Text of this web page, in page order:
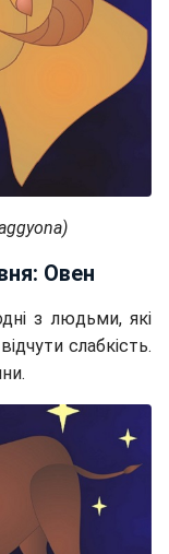
Овен
з людьми, які
слабкість.